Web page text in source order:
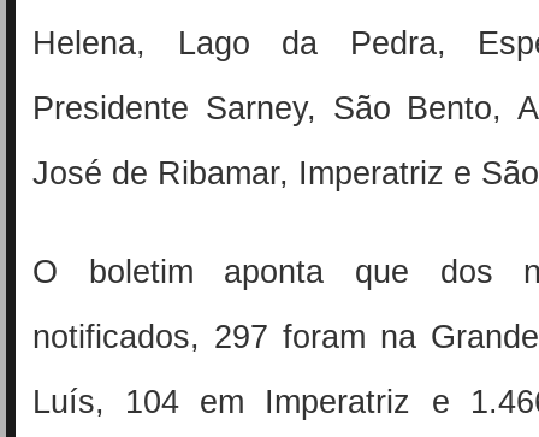
Helena, Lago da Pedra,
Presidente Sarney, São Bento,
José de Ribamar, Imperatriz e
O boletim aponta que dos
notificados, 297 foram na
Luís, 104 em Imperatriz e